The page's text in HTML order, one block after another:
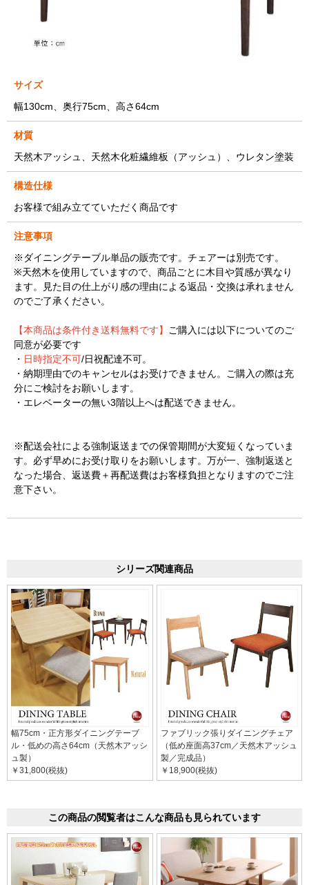
サイズ
幅130cm、奥行75cm、高さ64cm
材質
天然木アッシュ、天然木化粧繊維板（アッシュ）、ウレタン塗装
構造仕様
お客様で組み立てていただく商品です
注意事項
※ダイニングテーブル単品の販売です。チェアーは別売です。
※天然木を使用していますので、商品ごとに木目や質感が異なり
ます。見た目の仕上がり感の理由による返品・交換は承れません
のでご了承ください。
【本商品は条件付き送料無料です】
ご購入には以下についてのご
同意が必要です
・ 日時指定不可/日祝配達不可。
・納期理由でのキャンセルはお受けできません。ご購入の際は充
分にご検討をお願いします。
・エレベーターの無い3階以上へは配送できません。
※配送会社による強制返送までの保管期間が大変短くなっていま
す。必ず早めにお受け取りをお願いします。万が一、強制返送と
なった場合、返送費＋再配送費はお客様負担となりますのでご注
意下さい。
シリーズ関連商品
幅75cm・正方形ダイニングテーブ
ル・低めの高さ64cm（天然木アッシ
ュ製）
￥31,800(税抜)
ファブリック張りダイニングチェア
（低め座面高37cm／天然木アッシュ
製／完成品）
￥18,900(税抜)
この商品の閲覧者はこんな商品も見られています